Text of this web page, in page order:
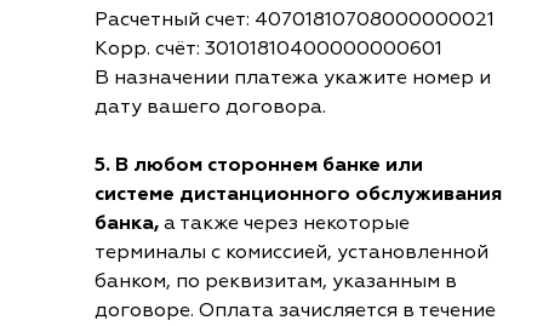
Расчетный счет: 40701810708000000021
Корр. счёт: 30101810400000000601
В назначении платежа укажите номер и
дату вашего договора.
5. В любом стороннем банке или
системе дистанционного обслуживания
банка, а также через некоторые
терминалы с комиссией, установленной
банком, по реквизитам, указанным в
договоре. Оплата зачисляется в течение